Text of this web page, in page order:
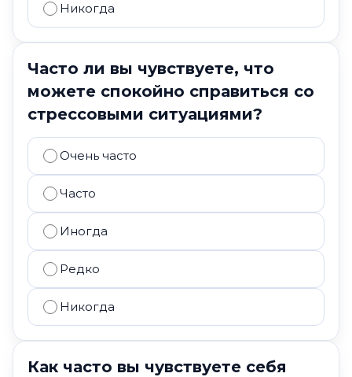
Никогда
Часто ли вы чувствуете, что
можете спокойно справиться со
стрессовыми ситуациями?
Очень часто
Часто
Иногда
Редко
Никогда
Как часто вы чувствуете себя